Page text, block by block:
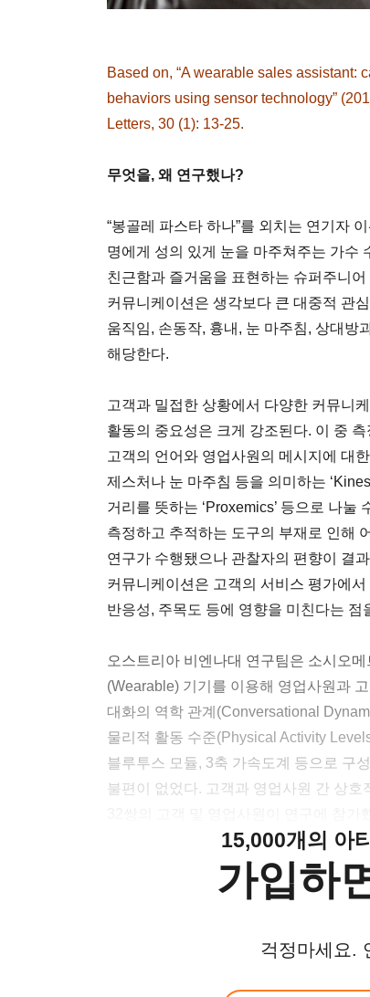
Based on, “A wearable sales assistant:
behaviors using sensor technology”
Letters, 30 (1): 13-25.
무엇을, 왜 연구했나?
“봉골레 파스타 하나”를 외치는 연기자
명에게 성의 있게 눈을 마주쳐주는 가수
친근함과 즐거움을 표현하는 슈퍼주니
커뮤니케이션은 생각보다 큰 대중적 관
움직임, 손동작, 흉내, 눈 마주침, 상대방
해당한다.
고객과 밀접한 상황에서 다양한 커뮤니
활동의 중요성은 크게 강조된다. 이 중
고객의 언어와 영업사원의 메시지에 대
제스처나 눈 마주침 등을 의미하는
거리를 뜻하는 ‘Proxemics’ 등으로 나
측정하고 추적하는 도구의 부재로 인해
연구가 수행됐으나 관찰자의 편향이 결
커뮤니케이션은 고객의 서비스 평가에
반응성, 주목도 등에 영향을 미친다는
오스트리아 비엔나대 연구팀은 소시오
(Wearable) 기기를 이용해 영업사원과
대화의 역학 관계(Conversational
물리적 활동 수준(Physical Activity
블루투스 모듈, 3축 가속도계 등으로 구
불편이 없었다. 고객과 영업사원 간 상
15,000개의 아
가입하
걱정마세요.